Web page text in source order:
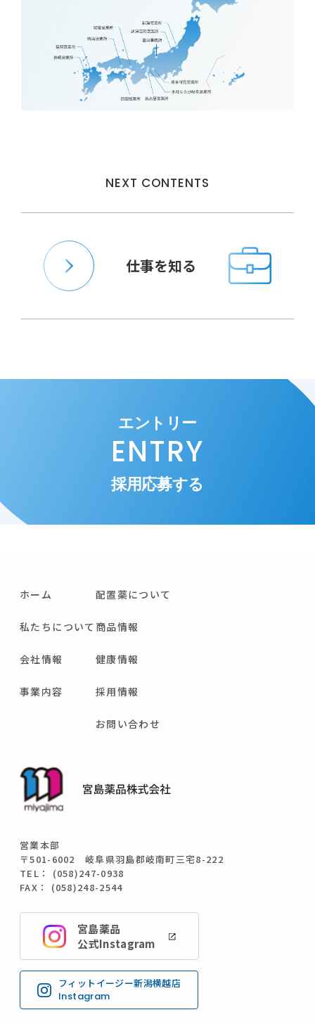
NEXT CONTENTS
仕事を知る
エントリー
ENTRY
採用応募する
営業本部
〒501-6002 岐阜県羽島郡岐南町三宅8-222
TEL： (058)247-0938
FAX： (058)248-2544
ホーム
私たちについて
会社情報
事業内容
配置薬について
商品情報
健康情報
採用情報
お問い合わせ
宮島薬品
公式Instagram
フィットイージー新潟横越店
Instagram